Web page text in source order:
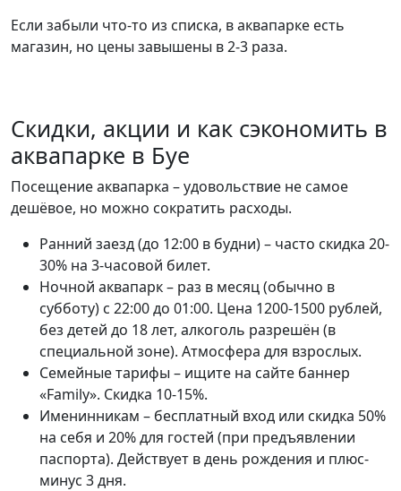
Если забыли что-то из списка, в аквапарке есть
магазин, но цены завышены в 2-3 раза.
Скидки, акции и как сэкономить в
аквапарке в Буе
Посещение аквапарка – удовольствие не самое
дешёвое, но можно сократить расходы.
Ранний заезд (до 12:00 в будни) – часто скидка 20-
30% на 3-часовой билет.
Ночной аквапарк – раз в месяц (обычно в
субботу) с 22:00 до 01:00. Цена 1200-1500 рублей,
без детей до 18 лет, алкоголь разрешён (в
специальной зоне). Атмосфера для взрослых.
Семейные тарифы – ищите на сайте баннер
«Family». Скидка 10-15%.
Именинникам – бесплатный вход или скидка 50%
на себя и 20% для гостей (при предъявлении
паспорта). Действует в день рождения и плюс-
минус 3 дня.